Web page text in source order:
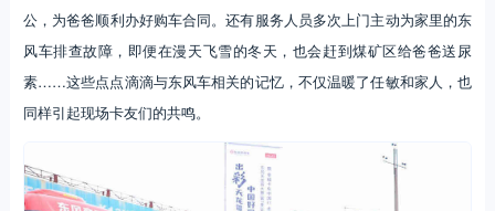
公，为爸爸顺利办好购车合同。还有服务人员多次上门主动为家里的东
风车排查故障，即便在漫天飞雪的冬天，也会赶到煤矿区给爸爸送尿
素……这些点点滴滴与东风车相关的记忆，不仅温暖了任敏和家人，也
同样引起现场卡友们的共鸣。